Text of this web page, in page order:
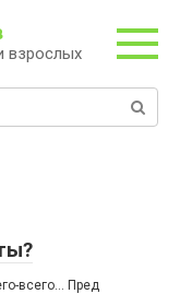
взрослых
всего… Пред